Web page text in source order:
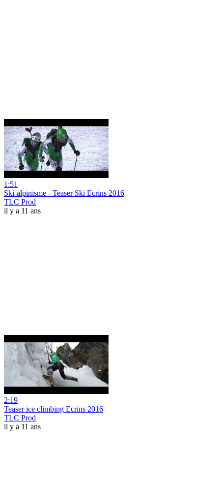
1:51
Ski-alpinisme - Teaser Ski Ecrins 2016
TLC Prod
il y a 11 ans
2:19
Teaser ice climbing Ecrins 2016
TLC Prod
il y a 11 ans